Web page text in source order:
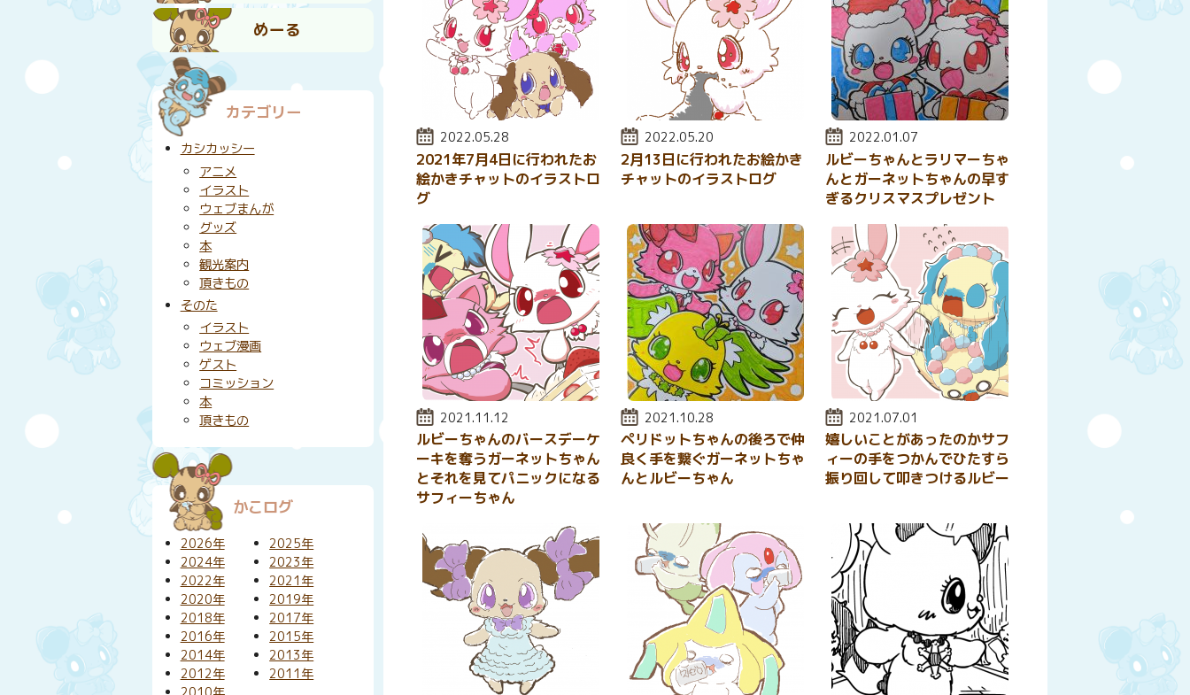
めーる
投稿日:
2022.05.28
2021年7月4日に行われたお
絵かきチャットのイラストロ
グ
投稿日:
2022.05.20
2月13日に行われたお絵かき
チャットのイラストログ
投稿日:
2022.01.07
ルビーちゃんとラリマーちゃ
んとガーネットちゃんの早す
ぎるクリスマスプレゼント
投稿日:
2021.11.12
ルビーちゃんのバースデーケ
ーキを奪うガーネットちゃん
とそれを見てパニックになる
サフィーちゃん
投稿日:
2021.10.28
ペリドットちゃんの後ろで仲
良く手を繋ぐガーネットちゃ
んとルビーちゃん
投稿日:
2021.07.01
嬉しいことがあったのかサフ
ィーの手をつかんでひたすら
振り回して叩きつけるルビー
カテゴリー
カシカッシー
アニメ
イラスト
ウェブまんが
グッズ
本
観光案内
頂きもの
そのた
イラスト
ウェブ漫画
ゲスト
コミッション
本
頂きもの
かこログ
2026年
2025年
2024年
2023年
2022年
2021年
2020年
2019年
2018年
2017年
2016年
2015年
2014年
2013年
2012年
2011年